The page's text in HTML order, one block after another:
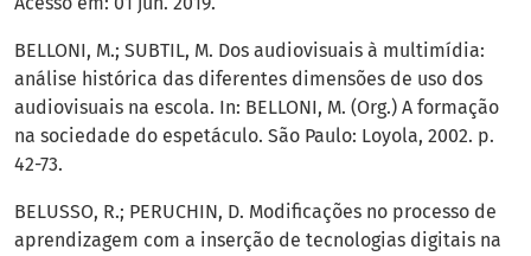
BELLONI, M.; SUBTIL, M. Dos audiovisuais à multimídia:
análise histórica das diferentes dimensões de uso dos
audiovisuais na escola. In: BELLONI, M. (Org.) A formação
na sociedade do espetáculo. São Paulo: Loyola, 2002. p.
42-73.
BELUSSO, R.; PERUCHIN, D. Modificações no processo de
aprendizagem com a inserção de tecnologias digitais na